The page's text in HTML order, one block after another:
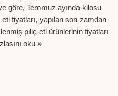
göre, Temmuz ayında kilosu
fiyatları, yapılan son zamdan
piliç eti ürünlerinin fiyatları
oku »